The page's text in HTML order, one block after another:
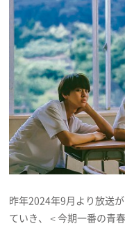
インタビュー
フィルム
Emoメン
ランキング
Emo!miuとは？
昨年2024年9月より放送
ていき、＜今期一番の青